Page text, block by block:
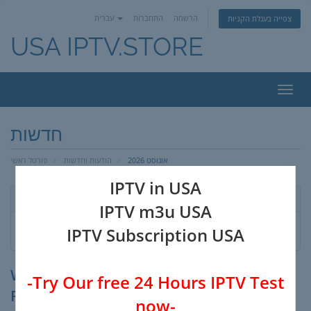
IPTV in USA
IPTV m3u USA
IPTV Subscription USA
-Try Our free 24 Hours IPTV Test
now-
התחברות הרשמה צפייה בעגלת הקניות
USA IPTV.STORE
ניווט
חדשות
פורטל ראשי הודעות וחדשות אוגוסט 2026
Welcome To The Home Of IPTV USA
Providers-IPTV UK - IPTV CANADA - IPTV